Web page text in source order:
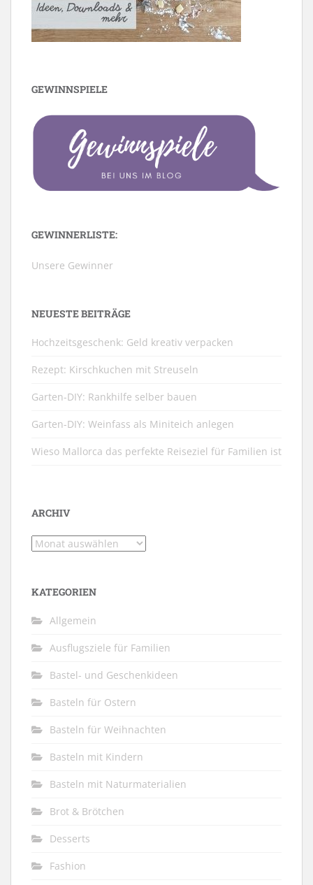
GEWINNSPIELE
GEWINNERLISTE:
Unsere Gewinner
NEUESTE BEITRÄGE
Hochzeitsgeschenk: Geld kreativ verpacken
Rezept: Kirschkuchen mit Streuseln
Garten-DIY: Rankhilfe selber bauen
Garten-DIY: Weinfass als Miniteich anlegen
Wieso Mallorca das perfekte Reiseziel für Familien ist
ARCHIV
Archiv
KATEGORIEN
Allgemein
Ausflugsziele für Familien
Bastel- und Geschenkideen
Basteln für Ostern
Basteln für Weihnachten
Basteln mit Kindern
Basteln mit Naturmaterialien
Brot & Brötchen
Desserts
Fashion